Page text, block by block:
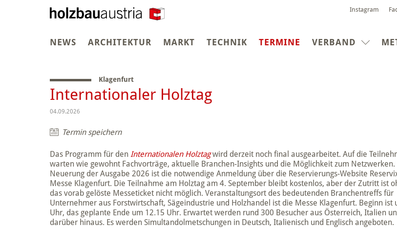
Instagram
NEWS ARCHITEKTUR MARKT TECHNIK TERMINE (CURRENT)
VERBAND
Klagenfurt
Internationaler Holztag
04.09.2026
Termin speichern
Das Programm für den Internationalen Holztagwird derzeit noch final ausgearbeitet. Auf die
warten wie gewohnt Fachvorträge, aktuelle Branchen-Insights und die Möglichkeit zum Netzwerken.
Neuerung der Ausgabe 2026 ist die notwendige Anmeldung über die Reservierungs-Website
Messe Klagenfurt. Die Teilnahme am Holztag am 4. September bleibt kostenlos, aber der Zutritt ist
das vorab gelöste Messeticket nicht möglich. Veranstaltungsort des bedeutenden Branchentreffs für
Unternehmer aus Forstwirtschaft, Sägeindustrie und Holzhandel ist die Messe Klagenfurt. Beginn ist
Uhr, das geplante Ende um 12.15 Uhr. Erwartet werden rund 300 Besucher aus Österreich, Italien
darüber hinaus. Es werden Simultandolmetschungen in Deutsch, Italienisch und Englisch angeboten.